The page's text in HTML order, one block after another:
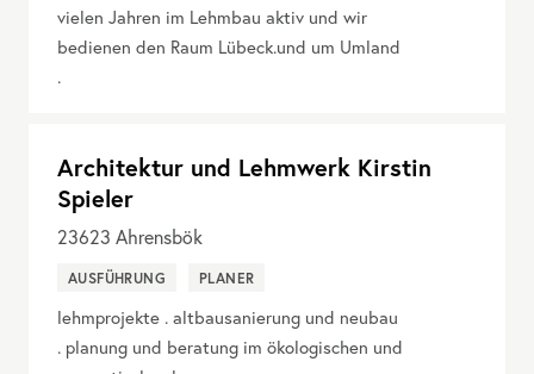
vielen Jahren im Lehmbau aktiv und wir
bedienen den Raum Lübeck.und um Umland
.
Architektur und Lehmwerk Kirstin
Spieler
23623 Ahrensbök
AUSFÜHRUNG PLANER
lehmprojekte . altbausanierung und neubau
. planung und beratung im ökologischen und